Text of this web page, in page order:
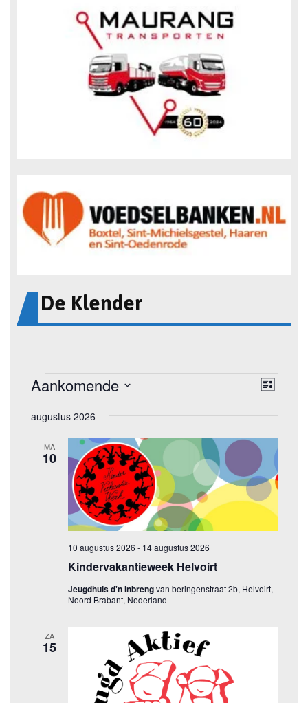
De Klender